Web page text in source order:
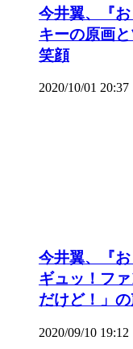
今井翼、『
キーの原画
笑顔
2020/10/01 20:37
今井翼、『
ギュッ！フ
だけど！」
2020/09/10 19:12